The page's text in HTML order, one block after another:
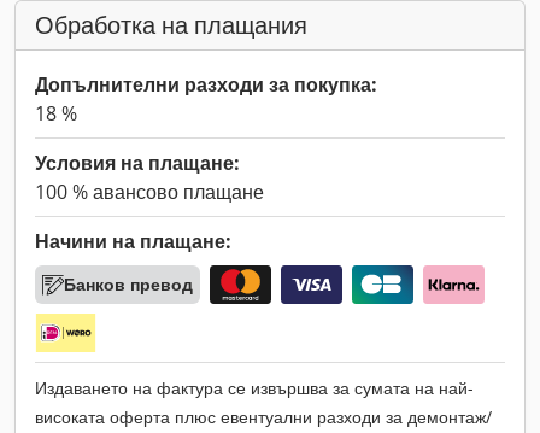
Обработка на плащания
Допълнителни разходи за покупка:
18 %
Условия на плащане:
100 % авансово плащане
Начини на плащане:
Банков превод
Издаването на фактура се извършва за сумата на най-
високата оферта плюс евентуални разходи за демонтаж/